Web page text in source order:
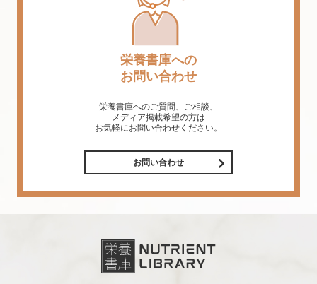
栄養書庫への
お問い合わせ
栄養書庫へのご質問、ご相談、
メディア掲載希望の方は
お気軽にお問い合わせください。
お問い合わせ